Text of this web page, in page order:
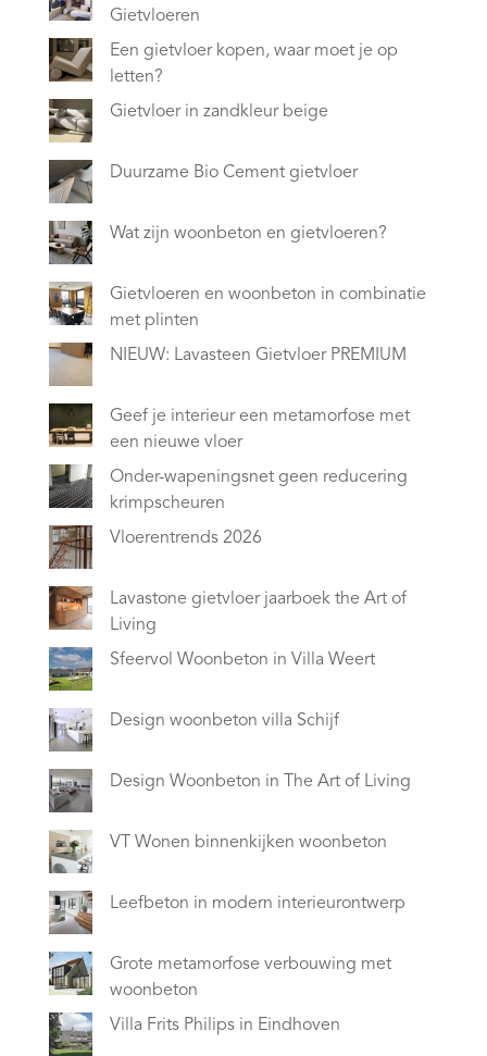
Gietvloeren
Een gietvloer kopen, waar moet je op
letten?
Gietvloer in zandkleur beige
Duurzame Bio Cement gietvloer
Wat zijn woonbeton en gietvloeren?
Gietvloeren en woonbeton in combinatie
met plinten
NIEUW: Lavasteen Gietvloer PREMIUM
Geef je interieur een metamorfose met
een nieuwe vloer
Onder-wapeningsnet geen reducering
krimpscheuren
Vloerentrends 2026
Lavastone gietvloer jaarboek the Art of
Living
Sfeervol Woonbeton in Villa Weert
Design woonbeton villa Schijf
Design Woonbeton in The Art of Living
VT Wonen binnenkijken woonbeton
Leefbeton in modern interieurontwerp
Grote metamorfose verbouwing met
woonbeton
Villa Frits Philips in Eindhoven